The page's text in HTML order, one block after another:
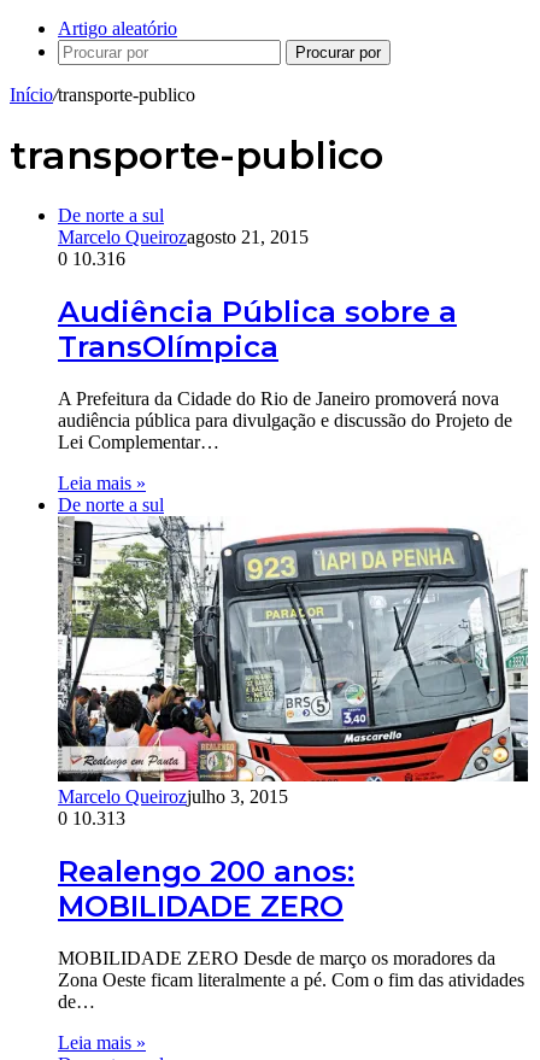
Artigo aleatório
Procurar por
Início/transporte-publico
transporte-publico
De norte a sul
Marcelo Queirozagosto 21, 2015
0 10.316
Audiência Pública sobre a
TransOlímpica
A Prefeitura da Cidade do Rio de Janeiro promoverá nova
audiência pública para divulgação e discussão do Projeto de
Lei Complementar…
Leia mais »
De norte a sul
Marcelo Queirozjulho 3, 2015
0 10.313
Realengo 200 anos:
MOBILIDADE ZERO
MOBILIDADE ZERO Desde de março os moradores da
Zona Oeste ficam literalmente a pé. Com o fim das atividades
de…
Leia mais »